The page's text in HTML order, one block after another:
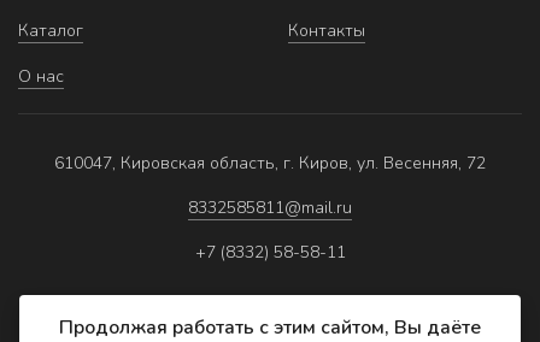
Каталог
О нас
Контакты
610047, Кировская область, г. Киров, ул. Весенняя, 72
8332585811@mail.ru
+7 (8332) 58-58-11
Продолжая работать с этим сайтом, Вы даёте